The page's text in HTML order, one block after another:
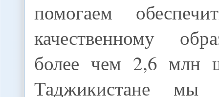
помогаем
качественному
более чем 2,6 млн
Таджикистане мы